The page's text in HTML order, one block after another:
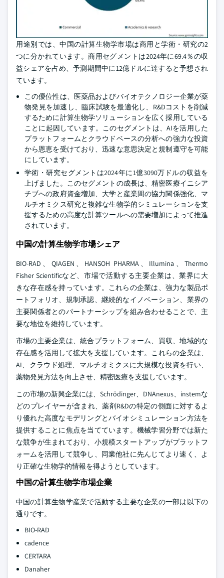
用途別では、中国の計算生物学市場は商用と学術・研究の2
つに分かれています。商用セグメントは2024年に69.4％の収
益シェアを占め、予測期間中に12億ドルに達すると予想され
ています。
この優位性は、医薬品およびバイオテクノロジー企業が薬
物発見を加速し、臨床試験を最適化し、R&Dコストを削減
するために計算生物学ソリューションを広く採用している
ことに起因しています。このセグメントは、AIを活用した
プラットフォームとクラウドベースの分析への強力な投資
から恩恵を受けており、迅速な意思決定と規制遵守を可能
にしています。
学術・研究セグメントは2024年に1億3090万ドルの収益を
上げました。このセグメントの成長は、精密医療イニシア
チブへの政府資金増加、大学と産業間の協力関係強化、マ
ルチオミクス研究と複雑な生物学的シミュレーションを支
援するための高度な計算ツールへの需要増加によって推進
されています。
中国の計算生物学市場シェア
BIO-RAD、QIAGEN、HANSOH PHARMA、Illumina、Thermo
Fisher Scientificなど、市場で活動する主要企業は、業界に大
きな存在感を持っています。これらの企業は、強力な製品ポ
ートフォリオ、規制承認、継続的なイノベーション、業界の
主要関係者とのパートナーシップを組み合わせることで、主
要な地位を維持しています。
市場の主要企業は、統合プラットフォーム、買収、地域的な
存在感を活用して拡大を支援しています。これらの企業は、
AI、クラウド処理、マルチオミクスに大規模な投資を行い、
薬物発見方法を向上させ、精密医療を支援しています。
この市場の新興企業には、Schrödinger、DNAnexus、instemな
どのプレイヤーが含まれ、薬剤R&Dの特定の側面に対するよ
り優れた高度なモデリングとバイオシミュレーション方法を
提供することに焦点を当てています。機械学習分野では新た
な競争が生まれており、小規模スタートアップがプラットフ
ォームを活用して競争し、同業他社に先んじてより速く、よ
り正確な生物学的情報を得ようとしています。
中国の計算生物学市場企業
中国の計算生物学産業で活動する主要な企業の一部は以下の
通りです。
BIO-RAD
cadence
CERTARA
Danaher